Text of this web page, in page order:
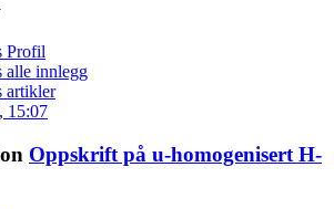
Profil
alle innlegg
artikler
15:07
Oppskrift på u-homogenisert H-